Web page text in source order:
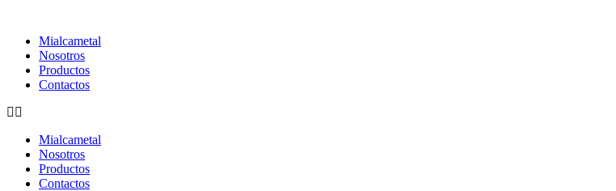
contenidoMialcametal
Nosotros
Productos
Contactos
Mialcametal
Nosotros
Productos
Contactos